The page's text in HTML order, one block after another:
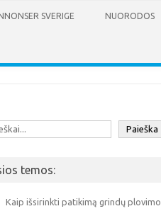
SVERIGE NUORODOS
Paieška
temos:
Kaip išsirinkti patikimą grindų plovimo